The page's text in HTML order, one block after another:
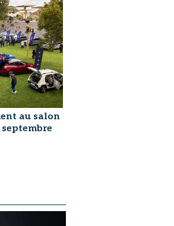
au salon